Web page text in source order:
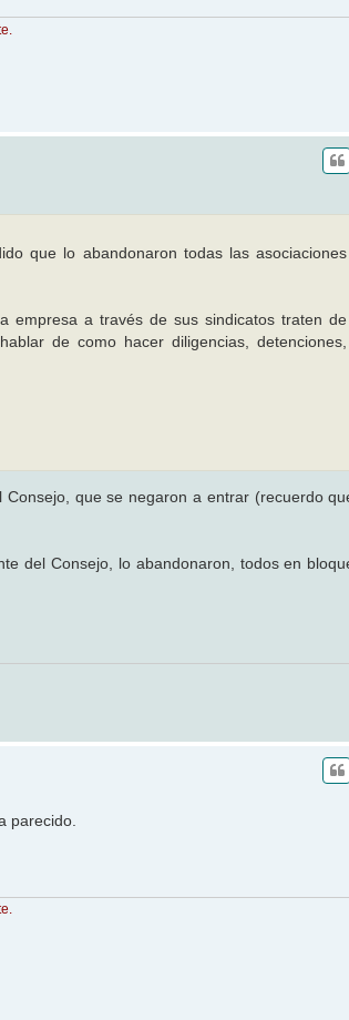
que lo abandonaron todas las asociaciones
empresa a través de sus sindicatos traten de
de como hacer diligencias, detenciones,
que se negaron a entrar (recuerdo
del Consejo, lo abandonaron, todos en
parecido.